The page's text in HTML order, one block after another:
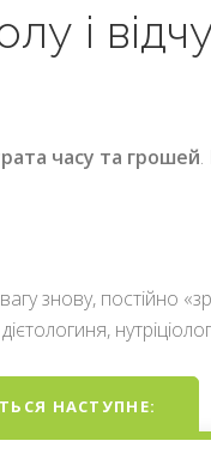
і
часу та грошей.
знову, постійно
НАСТУПНЕ: